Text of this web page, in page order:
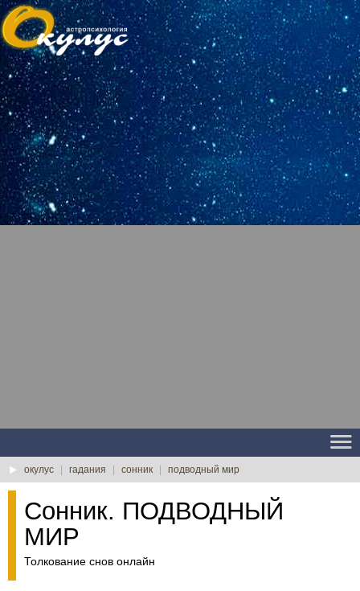
окулус гадания сонник подводный мир
Сонник. ПОДВОДНЫЙ
МИР
Толкование снов онлайн